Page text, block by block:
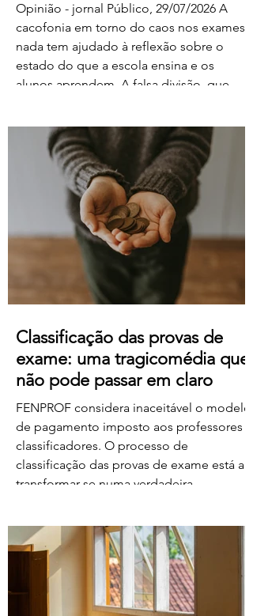
Opinião - jornal Público, 29/07/2026 A
cacofonia em torno do caos nos exames
nada tem ajudado à reflexão sobre o
estado do que a escola ensina e os
alunos aprendem. A falsa divisão, que
e os da ignorância, os do rigor e os do
facilitismo, os da inovação e os
empedernidos – é mais um agente de
confusão. O olhar da FENPROF para este
processo parte, como não podia deixar
de ser, das violações dos
Classificação das provas de
exame: uma tragicomédia que
não pode passar em claro
FENPROF considera inaceitável o modelo
de pagamento imposto aos professores
classificadores. O processo de
classificação das provas de exame está a
transformar-se numa verdadeira
desorganização que marcaram este
processo, o Governo e o Ministério da
Educação, Ciência e Inovação parecem
querer acrescentar uma nova dimensão